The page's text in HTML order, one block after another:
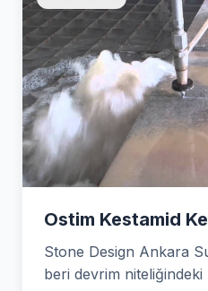
Ostim Kestamid
Stone Design Ankara
beri devrim niteliğindeki